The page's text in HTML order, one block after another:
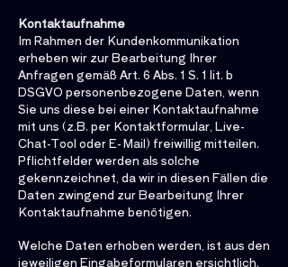
Kontaktaufnahme
Im Rahmen der Kundenkommunikation
erheben wir zur Bearbeitung Ihrer
Anfragen gemäß Art. 6 Abs. 1 S. 1 lit. b
DSGVO personenbezogene Daten, wenn
Sie uns diese bei einer Kontaktaufnahme
mit uns (z.B. per Kontaktformular, Live-
Chat-Tool oder E- Mail) freiwillig mitteilen.
Pflichtfelder werden als solche
gekennzeichnet, da wir in diesen Fällen die
Daten zwingend zur Bearbeitung Ihrer
Kontaktaufnahme benötigen.
Welche Daten erhoben werden, ist aus den
jeweiligen Eingabeformularen ersichtlich.